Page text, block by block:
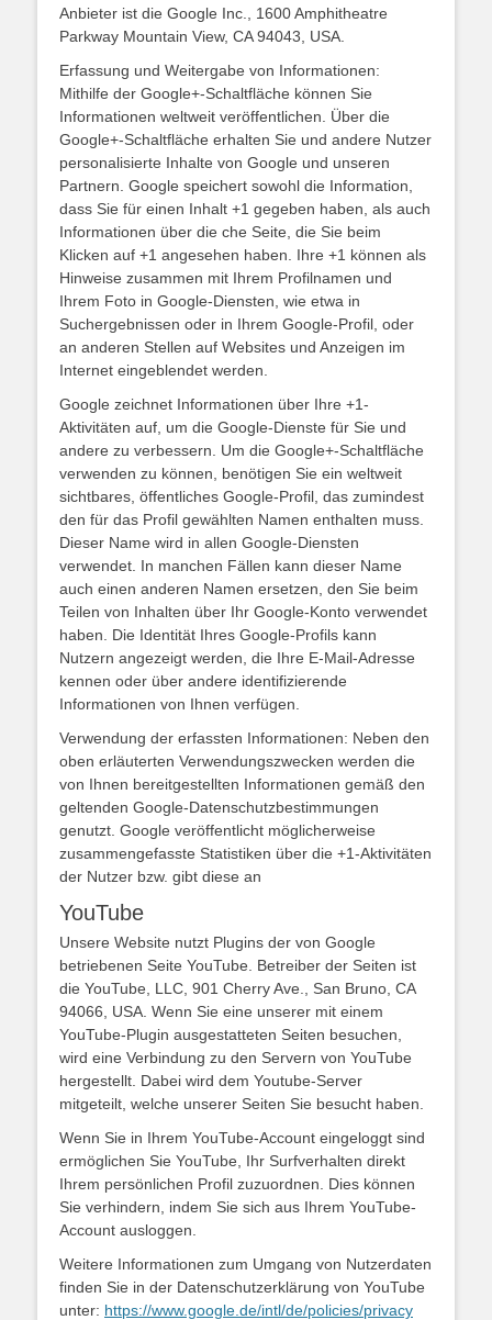
Anbieter ist die Google Inc., 1600 Amphitheatre
Parkway Mountain View, CA 94043, USA.
Erfassung und Weitergabe von Informationen:
Mithilfe der Google+-Schaltfläche können Sie
Informationen weltweit veröffentlichen. Über die
Google+-Schaltfläche erhalten Sie und andere Nutzer
personalisierte Inhalte von Google und unseren
Partnern. Google speichert sowohl die Information,
dass Sie für einen Inhalt +1 gegeben haben, als auch
Informationen über die che Seite, die Sie beim
Klicken auf +1 angesehen haben. Ihre +1 können als
Hinweise zusammen mit Ihrem Profilnamen und
Ihrem Foto in Google-Diensten, wie etwa in
Suchergebnissen oder in Ihrem Google-Profil, oder
an anderen Stellen auf Websites und Anzeigen im
Internet eingeblendet werden.
Google zeichnet Informationen über Ihre +1-
Aktivitäten auf, um die Google-Dienste für Sie und
andere zu verbessern. Um die Google+-Schaltfläche
verwenden zu können, benötigen Sie ein weltweit
sichtbares, öffentliches Google-Profil, das zumindest
den für das Profil gewählten Namen enthalten muss.
Dieser Name wird in allen Google-Diensten
verwendet. In manchen Fällen kann dieser Name
auch einen anderen Namen ersetzen, den Sie beim
Teilen von Inhalten über Ihr Google-Konto verwendet
haben. Die Identität Ihres Google-Profils kann
Nutzern angezeigt werden, die Ihre E-Mail-Adresse
kennen oder über andere identifizierende
Informationen von Ihnen verfügen.
Verwendung der erfassten Informationen: Neben den
oben erläuterten Verwendungszwecken werden die
von Ihnen bereitgestellten Informationen gemäß den
geltenden Google-Datenschutzbestimmungen
genutzt. Google veröffentlicht möglicherweise
zusammengefasste Statistiken über die +1-Aktivitäten
der Nutzer bzw. gibt diese an
YouTube
Unsere Website nutzt Plugins der von Google
betriebenen Seite YouTube. Betreiber der Seiten ist
die YouTube, LLC, 901 Cherry Ave., San Bruno, CA
94066, USA. Wenn Sie eine unserer mit einem
YouTube-Plugin ausgestatteten Seiten besuchen,
wird eine Verbindung zu den Servern von YouTube
hergestellt. Dabei wird dem Youtube-Server
mitgeteilt, welche unserer Seiten Sie besucht haben.
Wenn Sie in Ihrem YouTube-Account eingeloggt sind
ermöglichen Sie YouTube, Ihr Surfverhalten direkt
Ihrem persönlichen Profil zuzuordnen. Dies können
Sie verhindern, indem Sie sich aus Ihrem YouTube-
Account ausloggen.
Weitere Informationen zum Umgang von Nutzerdaten
finden Sie in der Datenschutzerklärung von YouTube
unter: https://www.google.de/intl/de/policies/privacy